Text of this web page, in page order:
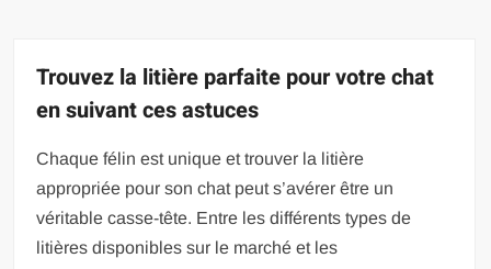
Trouvez la litière parfaite pour votre chat
en suivant ces astuces
Chaque félin est unique et trouver la litière
appropriée pour son chat peut s’avérer être un
véritable casse-tête. Entre les différents types de
litières disponibles sur le marché et les